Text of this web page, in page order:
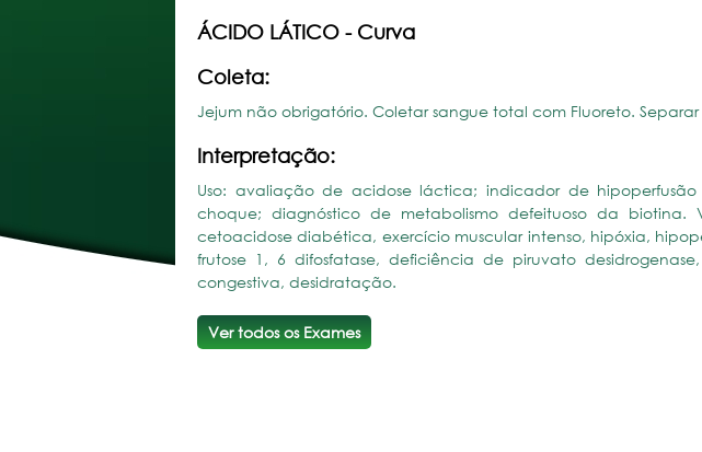
ÁCIDO LÁTICO - Curva
Coleta:
Jejum não obrigatório. Coletar sangue total com Fluoreto.
Interpretação:
Uso: avaliação de acidose láctica; indicador de
choque; diagnóstico de metabolismo defeituoso da
cetoacidose diabética, exercício muscular intenso, hipóxia,
frutose 1, 6 difosfatase, deficiência de piruvato
congestiva, desidratação.
Ver todos os Exames